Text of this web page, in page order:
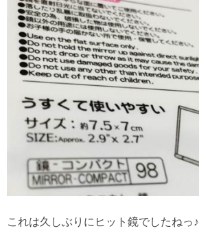
これは久しぶりにヒット鏡でしたねっ♪